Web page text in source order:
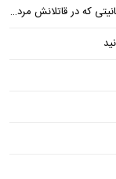
که در قاتلانش مرده است